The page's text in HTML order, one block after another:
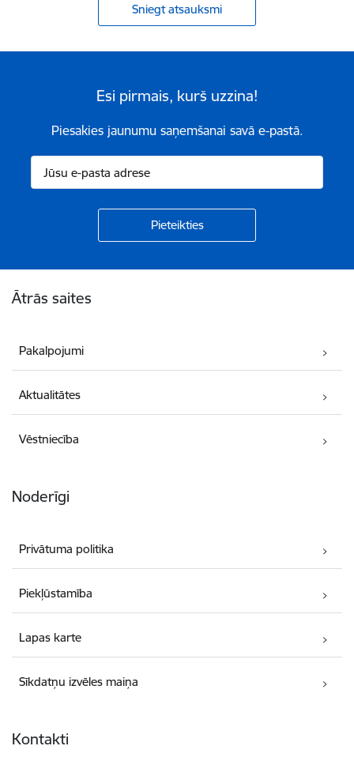
Sniegt atsauksmi
Esi pirmais, kurš uzzina!
Piesakies jaunumu saņemšanai savā e-pastā.
Ātrās saites
Pakalpojumi
Aktualitātes
Vēstniecība
Noderīgi
Privātuma politika
Piekļūstamība
Lapas karte
Sīkdatņu izvēles maiņa
Kontakti